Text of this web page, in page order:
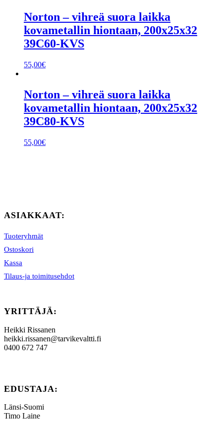
Norton – vihreä suora laikka
kovametallin hiontaan, 200x25x32
39C60-KVS
55,00€
Norton – vihreä suora laikka
kovametallin hiontaan, 200x25x32
39C80-KVS
55,00€
ASIAKKAAT:
Tuoteryhmät
Ostoskori
Kassa
Tilaus-ja toimitusehdot
YRITTÄJÄ:
Heikki Rissanen
heikki.rissanen@tarvikevaltti.fi
0400 672 747
EDUSTAJA:
Länsi-Suomi
Timo Laine